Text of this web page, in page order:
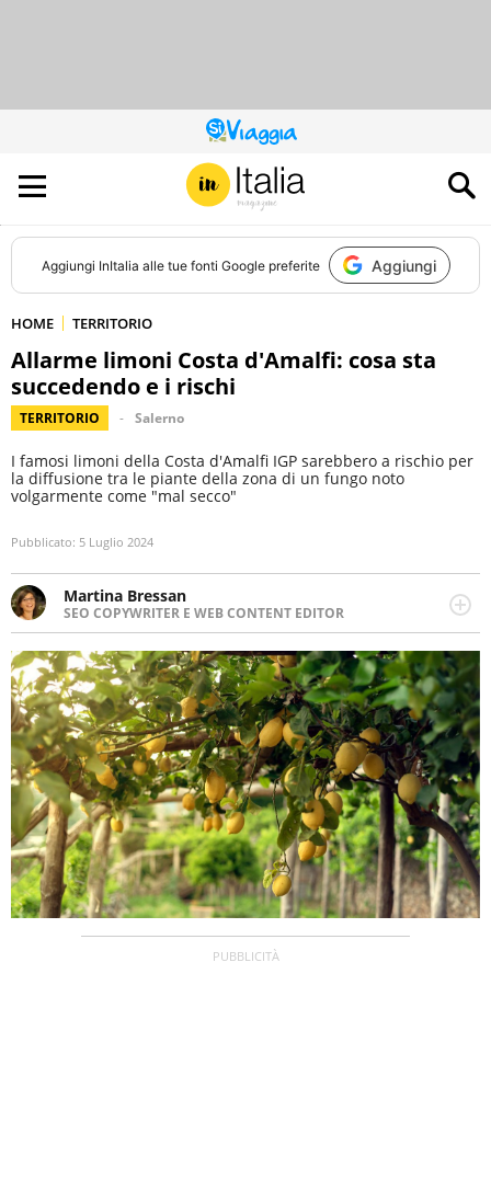
QUESTO
SITO
CONTRIBUISCE
ALL’AUDIENCE
DI
Aggiungi InItalia alle tue fonti Google preferite Aggiungi
HOME TERRITORIO
Allarme limoni Costa d'Amalfi: cosa sta
succedendo e i rischi
TERRITORIO Salerno
I famosi limoni della Costa d'Amalfi IGP sarebbero a rischio per
la diffusione tra le piante della zona di un fungo noto
volgarmente come "mal secco"
Pubblicato: 5 Luglio 2024
Martina Bressan
SEO COPYWRITER E WEB CONTENT EDITOR
Appassionata di viaggi, di trail running e di yoga, ama
scoprire nuovi posti e nuove culture. Curiosa,
determinata e intraprendente adora leggere ma
soprattutto scrivere.